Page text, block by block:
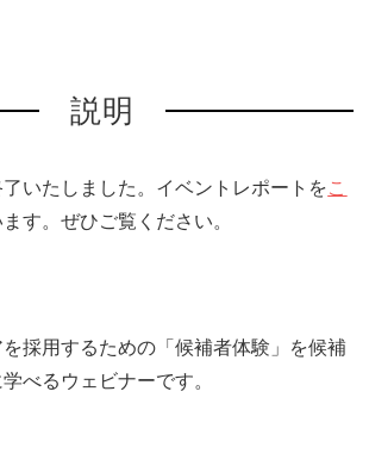
説明
いたしました。イベントレポートをこ
す。ぜひご覧ください。
採用するための「候補者体験」を候補
べるウェビナーです。